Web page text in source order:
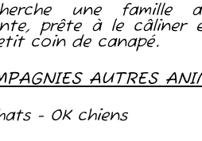
une famille
prête à le
coin de canapé.
AUTRES
- OK chiens